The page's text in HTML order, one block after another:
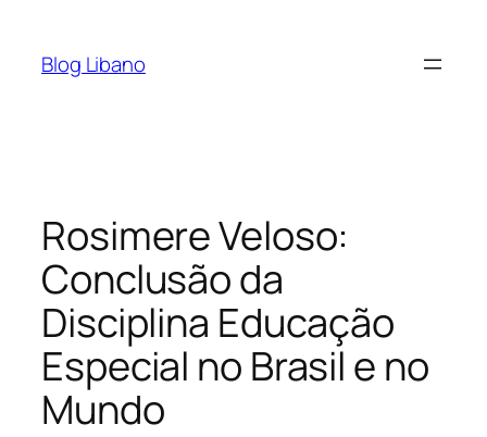
Blog Libano
Rosimere Veloso:
Conclusão da
Disciplina Educação
Especial no Brasil e no
Mundo